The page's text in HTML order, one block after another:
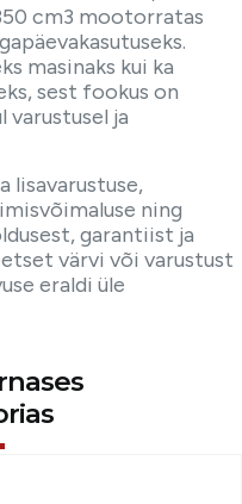
cm3 mootorratas
masinaks kui ka
sest fookus on
varustusel ja
lisavarustuse,
ning
garantiist ja
värvi või varustust
eraldi üle